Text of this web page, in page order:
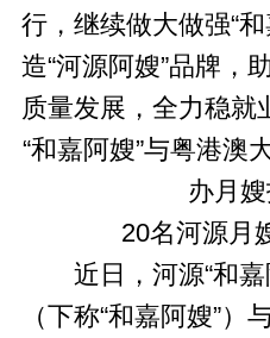
行，继续做大做强“
造“河源阿嫂”品牌，
质量发展，全力稳就
“和嘉阿嫂”与粤港澳
办月
20名河源月
近日，河源“和嘉
（下称“和嘉阿嫂”